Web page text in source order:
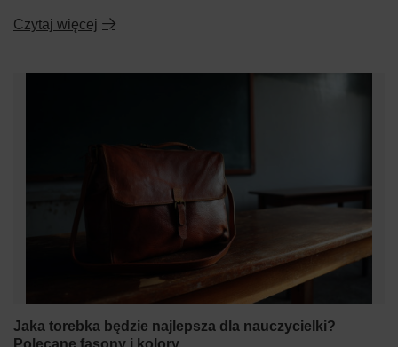
Czytaj więcej
Jaka torebka będzie najlepsza dla nauczycielki?
Polecane fasony i kolory